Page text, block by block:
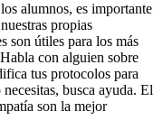
alumnos, es importante
propias
son útiles para los más
con alguien sobre
tus protocolos para
busca ayuda. El
son la mejor